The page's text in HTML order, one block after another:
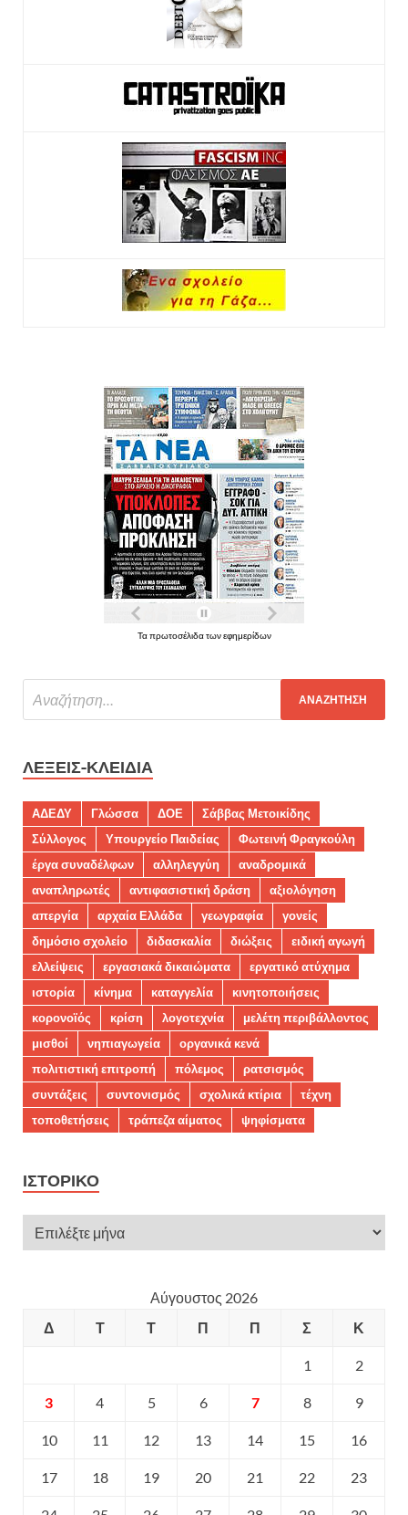
Τα πρωτοσέλιδα των εφημερίδων
ΛΈΞΕΙΣ-ΚΛΕΙΔΙΆ
ΑΔΕΔΥ Γλώσσα ΔΟΕ
Σάββας Μετοικίδης
Σύλλογος
Υπουργείο Παιδείας
Φωτεινή Φραγκούλη
έργα συναδέλφων
αλληλεγγύη
αναδρομικά
αναπληρωτές
αντιφασιστική δράση
αξιολόγηση
απεργία
αρχαία Ελλάδα γεωγραφία
γονείς
δημόσιο σχολείο
διδασκαλία διώξεις
ειδική αγωγή
ελλείψεις
εργασιακά δικαιώματα
εργατικό ατύχημα
ιστορία
κίνημα καταγγελία
κινητοποιήσεις
κορονοϊός
κρίση λογοτεχνία
μελέτη περιβάλλοντος
μισθοί
νηπιαγωγεία
οργανικά κενά
πολιτιστική επιτροπή
πόλεμος
ρατσισμός
συντάξεις
συντονισμός σχολικά κτίρια
τέχνη
τοποθετήσεις
τράπεζα αίματος ψηφίσματα
ΙΣΤΟΡΙΚΌ
Αύγουστος 2026
Δ
Τ Τ Π Π Σ Κ
1 2
3 4 5 6 7 8 9
10 11 12 13 14 15 16
17 18 19 20 21 22 23